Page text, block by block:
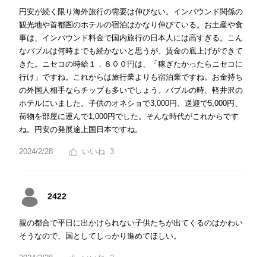
円安が続く限り海外旅行の需要は伸びない。インバウンド関係の
観光地や首都圏のホテルの宿泊はかなり伸びている。お土産や食
事は、インバウンド料金で国内旅行の日本人には高すぎる。こん
なバブルは何時までも続かないと思うが、賃金の底上げができて
きた。ニセコの時給１，８００円は、「稼ぎたかったらニセコに
行け」ですね。これからは旅行業よりも宿泊業ですね。お金持ち
の外国人相手ならチップも多いでしょう。バブルの時、軽井沢の
ホテルにいました。子供のオネショで3,000円、送迎で5,000円、
荷物を部屋に運んで1,000円でした。そんな時代がこれからです
ね。円安の発展途上国日本ですね。
2024/2/28 3
2422
親の都合で平日に出かけられない子供たちが出てくるのはかわい
そうなので、国としてしっかり進めてほしい。